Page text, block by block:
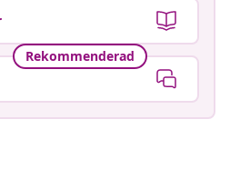
Rekommenderad